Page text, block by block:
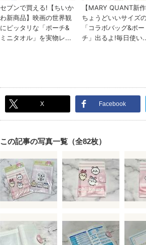
X Facebook
この記事の写真一覧（全82枚）